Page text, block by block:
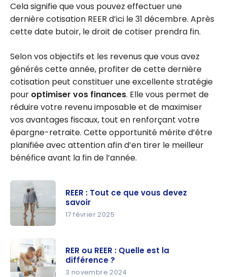
Cela signifie que vous pouvez effectuer une
dernière cotisation REER d’ici le 31 décembre. Après
cette date butoir, le droit de cotiser prendra fin.
Selon vos objectifs et les revenus que vous avez
générés cette année, profiter de cette dernière
cotisation peut constituer une excellente stratégie
pour optimiser vos finances. Elle vous permet de
réduire votre revenu imposable et de maximiser
vos avantages fiscaux, tout en renforçant votre
épargne-retraite. Cette opportunité mérite d’être
planifiée avec attention afin d’en tirer le meilleur
bénéfice avant la fin de l’année.
ce que
vous devez
savoir
REER : Tout ce que vous devez
savoir
17 février 2025
RER ou REER : Quelle est la
différence ?
3 novembre 2024